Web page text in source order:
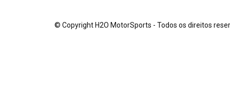
© Copyright H2O MotorSports - Todos os direitos